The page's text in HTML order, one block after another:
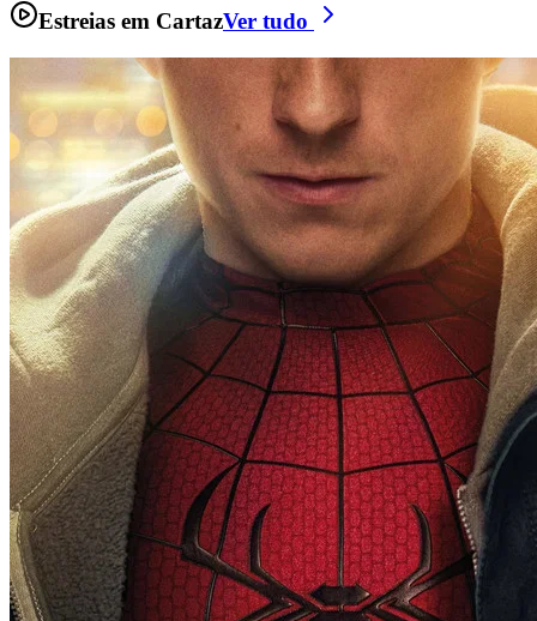
Juventude
Estreias em CartazVer tudo